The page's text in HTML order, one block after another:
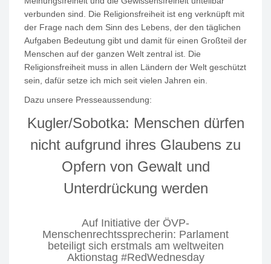
verbunden sind. Die Religionsfreiheit ist eng verknüpft mit
der Frage nach dem Sinn des Lebens, der den täglichen
Aufgaben Bedeutung gibt und damit für einen Großteil der
Menschen auf der ganzen Welt zentral ist. Die
Religionsfreiheit muss in allen Ländern der Welt geschützt
sein, dafür setze ich mich seit vielen Jahren ein.
Dazu unsere Presseaussendung:
Kugler/Sobotka: Menschen dürfen
nicht aufgrund ihres Glaubens zu
Opfern von Gewalt und
Unterdrückung werden
Auf Initiative der ÖVP-
Menschenrechtssprecherin: Parlament
beteiligt sich erstmals am weltweiten
Aktionstag #RedWednesday